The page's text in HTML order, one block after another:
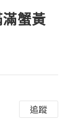
滿蟹黃
追蹤